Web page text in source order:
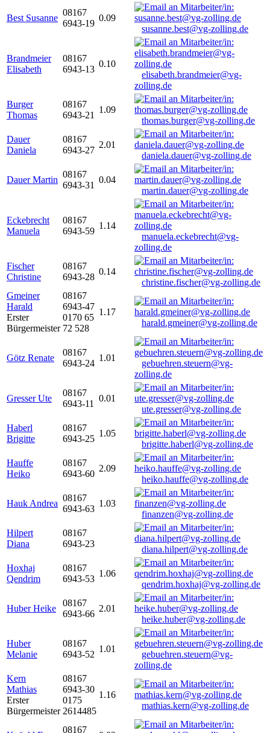
Best Susanne
08167
6943-19
0.09
susanne.best@vg-zolling.de
Brandmeier
Elisabeth
08167
6943-13
0.10
elisabeth.brandmeier@vg-
zolling.de
Burger
Thomas
08167
6943-21
1.09
thomas.burger@vg-zolling.de
Dauer
Daniela
08167
6943-27
2.01
daniela.dauer@vg-zolling.de
Dauer Martin
08167
6943-31
0.04
martin.dauer@vg-zolling.de
Eckebrecht
Manuela
08167
6943-59
1.14
manuela.eckebrecht@vg-
zolling.de
Fischer
Christine
08167
6943-28
0.14
christine.fischer@vg-zolling.de
Gmeiner
Harald
Erster
Bürgermeister
08167
6943-47
0170 65
72 528
1.17
harald.gmeiner@vg-zolling.de
Götz Renate
08167
6943-24
1.01
gebuehren.steuern@vg-
zolling.de
Gresser Ute
08167
6943-11
0.01
ute.gresser@vg-zolling.de
Haberl
Brigitte
08167
6943-25
1.05
brigitte.haberl@vg-zolling.de
Hauffe
Heiko
08167
6943-60
2.09
heiko.hauffe@vg-zolling.de
Hauk Andrea
08167
6943-63
1.03
finanzen@vg-zolling.de
Hilpert
Diana
08167
6943-23
diana.hilpert@vg-zolling.de
Hoxhaj
Qendrim
08167
6943-53
1.06
qendrim.hoxhaj@vg-zolling.de
Huber Heike
08167
6943-66
2.01
heike.huber@vg-zolling.de
Huber
Melanie
08167
6943-52
1.01
gebuehren.steuern@vg-
zolling.de
Kern
Mathias
Erster
Bürgermeister
08167
6943-30
0175
2614485
1.16
mathias.kern@vg-zolling.de
08167